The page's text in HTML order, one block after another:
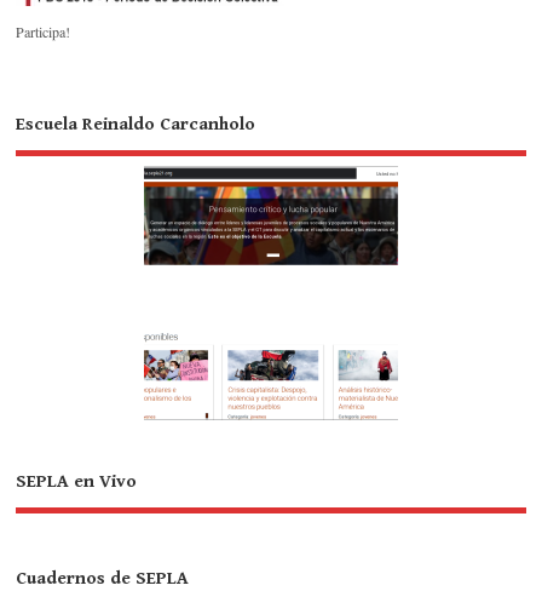
Participa!
Escuela Reinaldo Carcanholo
SEPLA en Vivo
Cuadernos de SEPLA